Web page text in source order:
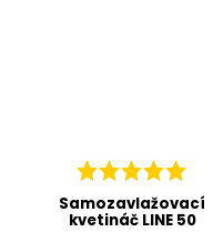
Samozavlažovací
kvetináč LINE 50